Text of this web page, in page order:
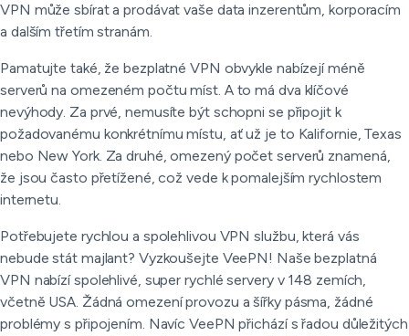
VPN může sbírat a prodávat vaše data inzerentům, korporacím
a dalším třetím stranám.
Pamatujte také, že bezplatné VPN obvykle nabízejí méně
serverů na omezeném počtu míst. A to má dva klíčové
nevýhody. Za prvé, nemusíte být schopni se připojit k
požadovanému konkrétnímu místu, ať už je to Kalifornie, Texas
nebo New York. Za druhé, omezený počet serverů znamená,
že jsou často přetížené, což vede k pomalejším rychlostem
internetu.
Potřebujete rychlou a spolehlivou VPN službu, která vás
nebude stát majlant? Vyzkoušejte VeePN! Naše bezplatná
VPN nabízí spolehlivé, super rychlé servery v 148 zemích,
včetně USA. Žádná omezení provozu a šířky pásma, žádné
problémy s připojením. Navíc VeePN přichází s řadou důležitých